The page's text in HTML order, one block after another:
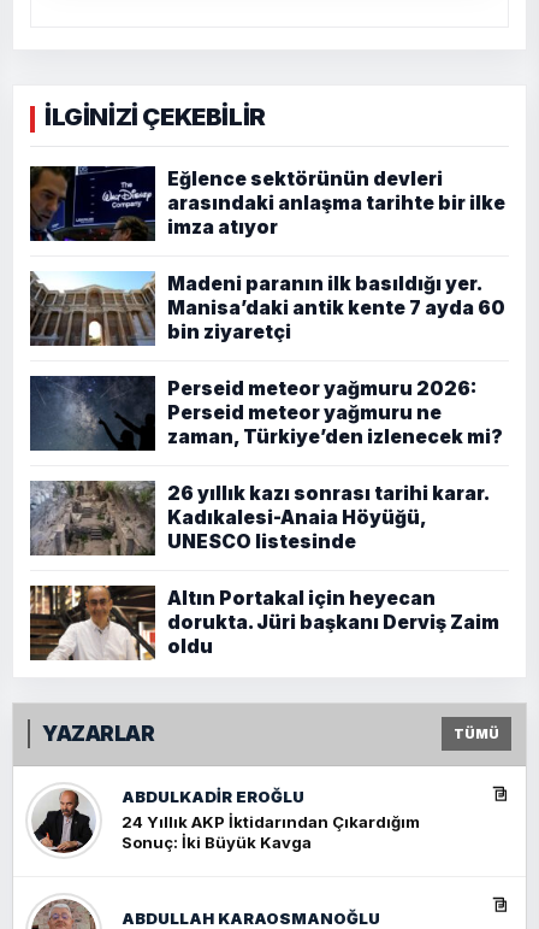
İLGİNİZİ ÇEKEBİLİR
Eğlence sektörünün devleri
arasındaki anlaşma tarihte bir ilke
imza atıyor
Madeni paranın ilk basıldığı yer.
Manisa’daki antik kente 7 ayda 60
bin ziyaretçi
Perseid meteor yağmuru 2026:
Perseid meteor yağmuru ne
zaman, Türkiye’den izlenecek mi?
26 yıllık kazı sonrası tarihi karar.
Kadıkalesi-Anaia Höyüğü,
UNESCO listesinde
Altın Portakal için heyecan
dorukta. Jüri başkanı Derviş Zaim
oldu
YAZARLAR TÜMÜ
ABDULKADIR EROĞLU
24 Yıllık AKP İktidarından Çıkardığım
Sonuç: İki Büyük Kavga
ABDULLAH KARAOSMANOĞLU